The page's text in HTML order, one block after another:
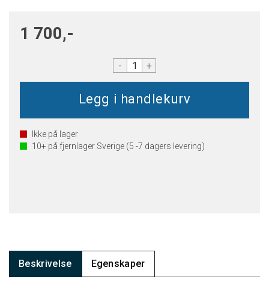
1 700,-
- +
Ikke på lager
10+ på fjernlager Sverige (5 -7 dagers levering)
Beskrivelse Egenskaper